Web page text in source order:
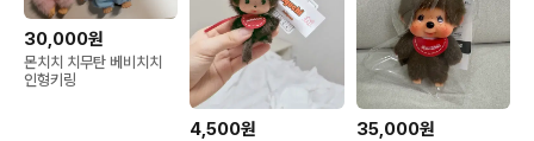
30,000원
몬치치 치무탄 베비치치
인형키링
4,500원 35,000원